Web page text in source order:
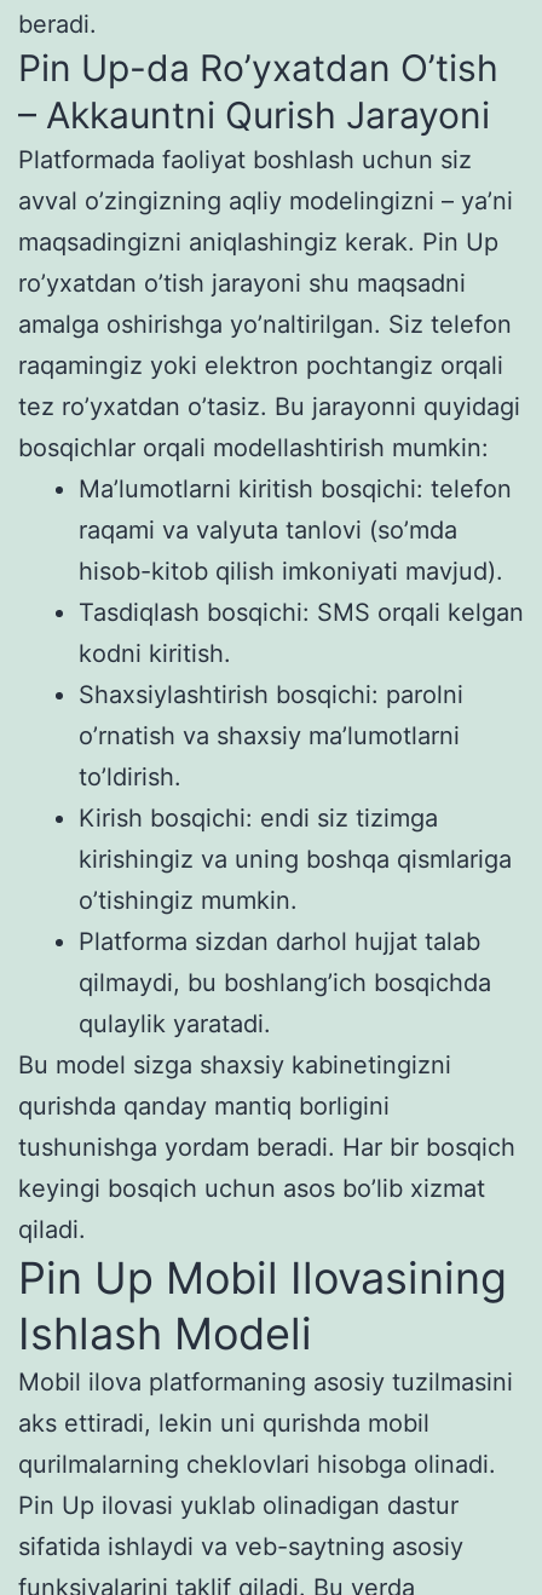
beradi.
Pin Up-da Ro’yxatdan O’tish
– Akkauntni Qurish Jarayoni
Platformada faoliyat boshlash uchun siz
avval o’zingizning aqliy modelingizni – ya’ni
maqsadingizni aniqlashingiz kerak. Pin Up
ro’yxatdan o’tish jarayoni shu maqsadni
amalga oshirishga yo’naltirilgan. Siz telefon
raqamingiz yoki elektron pochtangiz orqali
tez ro’yxatdan o’tasiz. Bu jarayonni quyidagi
bosqichlar orqali modellashtirish mumkin:
Ma’lumotlarni kiritish bosqichi: telefon
raqami va valyuta tanlovi (so’mda
hisob-kitob qilish imkoniyati mavjud).
Tasdiqlash bosqichi: SMS orqali kelgan
kodni kiritish.
Shaxsiylashtirish bosqichi: parolni
o’rnatish va shaxsiy ma’lumotlarni
to’ldirish.
Kirish bosqichi: endi siz tizimga
kirishingiz va uning boshqa qismlariga
o’tishingiz mumkin.
Platforma sizdan darhol hujjat talab
qilmaydi, bu boshlang’ich bosqichda
qulaylik yaratadi.
Bu model sizga shaxsiy kabinetingizni
qurishda qanday mantiq borligini
tushunishga yordam beradi. Har bir bosqich
keyingi bosqich uchun asos bo’lib xizmat
qiladi.
Pin Up Mobil Ilovasining
Ishlash Modeli
Mobil ilova platformaning asosiy tuzilmasini
aks ettiradi, lekin uni qurishda mobil
qurilmalarning cheklovlari hisobga olinadi.
Pin Up ilovasi yuklab olinadigan dastur
sifatida ishlaydi va veb-saytning asosiy
funksiyalarini taklif qiladi. Bu yerda